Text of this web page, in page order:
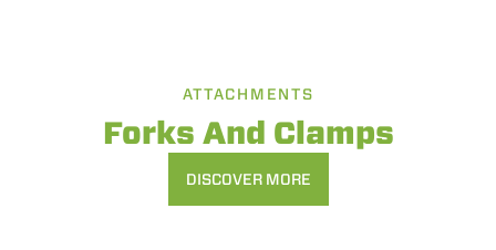
ATTACHMENTS
Forks And Clamps
DISCOVER MORE